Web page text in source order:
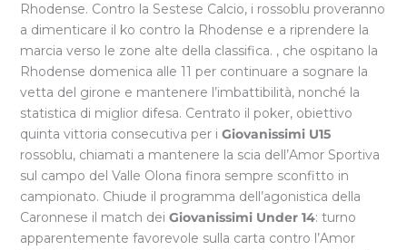
Rhodense. Contro la Sestese Calcio, i rossoblu proveranno
a dimenticare il ko contro la Rhodense e a riprendere la
marcia verso le zone alte della classifica. , che ospitano la
Rhodense domenica alle 11 per continuare a sognare la
vetta del girone e mantenere l’imbattibilità, nonché la
statistica di miglior difesa. Centrato il poker, obiettivo
quinta vittoria consecutiva per i Giovanissimi U15
rossoblu, chiamati a mantenere la scia dell’Amor Sportiva
sul campo del Valle Olona finora sempre sconfitto in
campionato. Chiude il programma dell’agonistica della
Caronnese il match dei Giovanissimi Under 14: turno
apparentemente favorevole sulla carta contro l’Amor